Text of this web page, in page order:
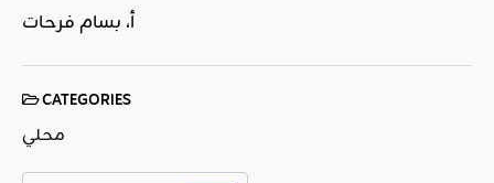
أ، بسام فرحات
CATEGORIES
محلي